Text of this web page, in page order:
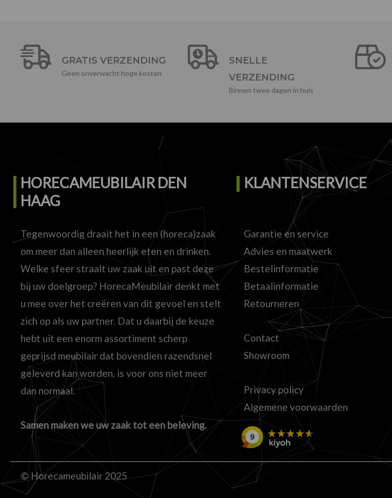
GRATIS VERZENDING
Geen onverwacht hoge kosten
SNELLE
VERZENDING
Binnen twee dagen in huis
HORECAMEUBILAIR DEN
HAAG
Tegenwoordig draait het in een (horeca)zaak
om meer dan alleen heerlijk eten en drinken.
Welke sfeer straalt uw zaak uit en past deze
bij uw doelgroep? HorecaMeubilair denkt met
u mee over het creëren van dit gevoel en stelt
zich op als uw partner. Dat u daarbij de keuze
hebt uit een enorm assortiment scherp
geprijsd meubilair dat bovendien razendsnel
geleverd kan worden, is voor ons niet meer
dan normaal.
Samen maken we uw zaak tot een beleving.
KLANTENSERVICE
Garantie en service
Advies en maatwerk
Bestelinformatie
Betaalinformatie
Retourneren
Contact
Showroom
Privacy policy
Algemene voorwaarden
© Horecameubilair 2025